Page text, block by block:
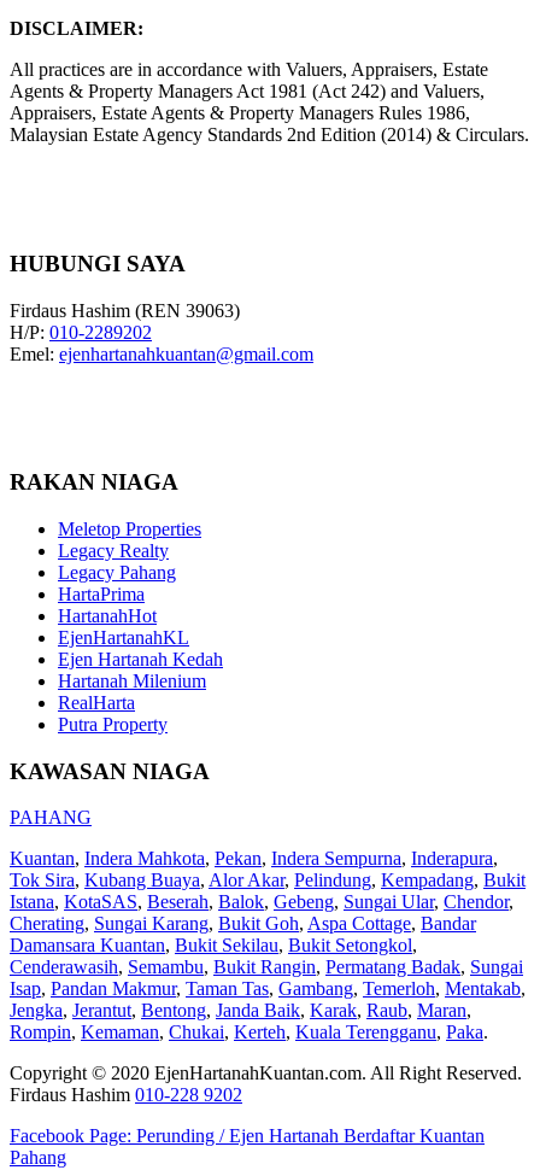
DISCLAIMER:
All practices are in accordance with Valuers, Appraisers, Estate
Agents & Property Managers Act 1981 (Act 242) and Valuers,
Appraisers, Estate Agents & Property Managers Rules 1986,
Malaysian Estate Agency Standards 2nd Edition (2014) & Circulars.
HUBUNGI SAYA
Firdaus Hashim (REN 39063)
H/P: 010-2289202
Emel: ejenhartanahkuantan@gmail.com
RAKAN NIAGA
Meletop Properties
Legacy Realty
Legacy Pahang
HartaPrima
HartanahHot
EjenHartanahKL
Ejen Hartanah Kedah
Hartanah Milenium
RealHarta
Putra Property
KAWASAN NIAGA
PAHANG
Kuantan, Indera Mahkota, Pekan, Indera Sempurna, Inderapura,
Tok Sira, Kubang Buaya, Alor Akar, Pelindung, Kempadang, Bukit
Istana, KotaSAS, Beserah, Balok, Gebeng, Sungai Ular, Chendor,
Cherating, Sungai Karang, Bukit Goh, Aspa Cottage, Bandar
Damansara Kuantan, Bukit Sekilau, Bukit Setongkol,
Cenderawasih, Semambu, Bukit Rangin, Permatang Badak, Sungai
Isap, Pandan Makmur, Taman Tas, Gambang, Temerloh, Mentakab,
Jengka, Jerantut, Bentong, Janda Baik, Karak, Raub, Maran,
Rompin, Kemaman, Chukai, Kerteh, Kuala Terengganu, Paka.
Copyright © 2020 EjenHartanahKuantan.com. All Right Reserved.
Firdaus Hashim 010-228 9202
Facebook Page: Perunding / Ejen Hartanah Berdaftar Kuantan
Pahang